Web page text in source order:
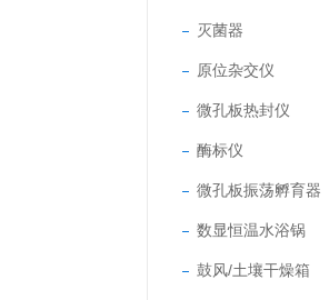
灭菌器
原位杂交仪
微孔板热封仪
酶标仪
微孔板振荡孵育器
数显恒温水浴锅
鼓风/土壤干燥箱